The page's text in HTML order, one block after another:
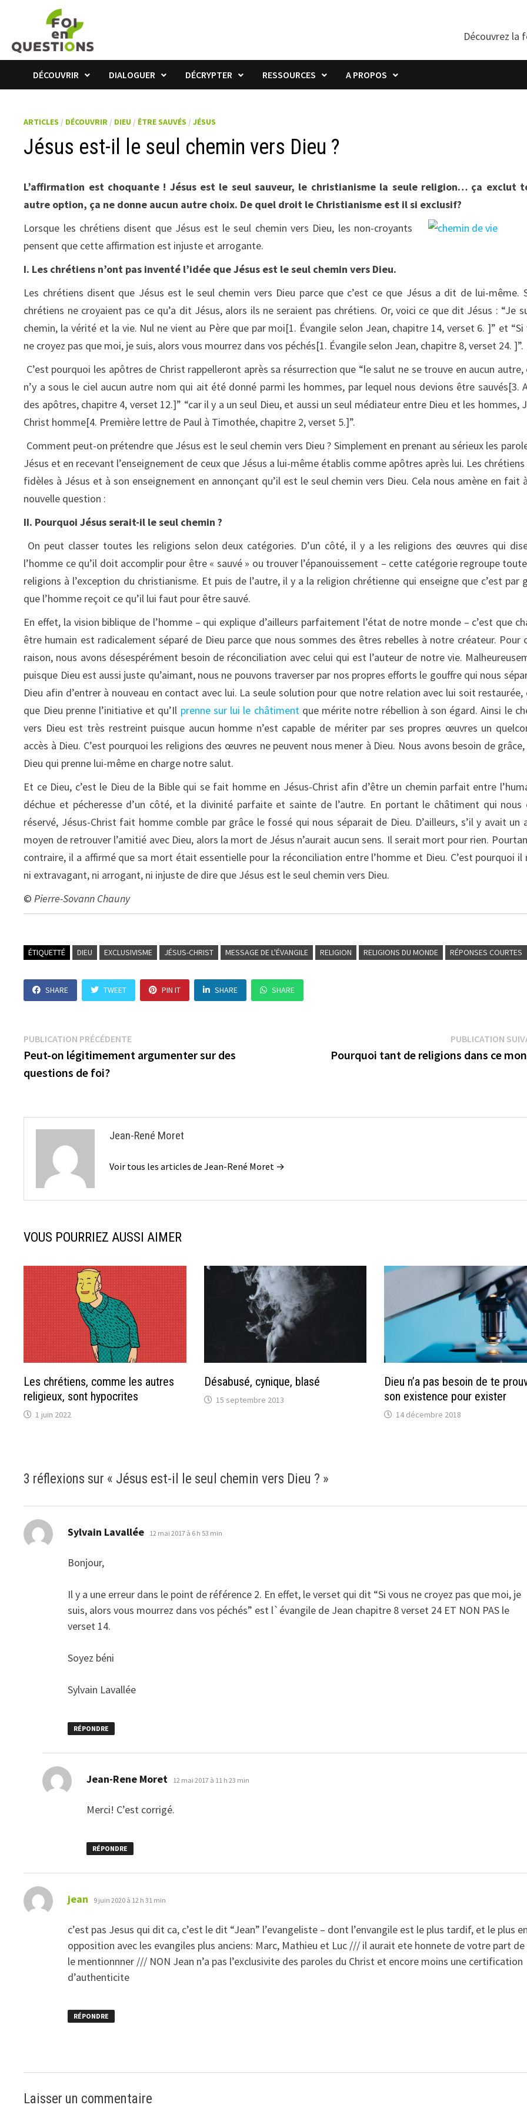
contenu
Découvrez la
DÉCOUVRIR DIALOGUER DÉCRYPTER RESSOURCES A PROPOS
ARTICLES / DÉCOUVRIR / DIEU / ÊTRE SAUVÉS /JÉSUS
Jésus est-il le seul chemin vers Dieu ?
L’affirmation est choquante ! Jésus est le seul sauveur, le christianisme la seule religion… ça exclut
autre option, ça ne donne aucun autre choix. De quel droit le Christianisme est il si exclusif?
Lorsque les chrétiens disent que Jésus est le seul chemin vers Dieu, les non-croyants
pensent que cette affirmation est injuste et arrogante.
I. Les chrétiens n’ont pas inventé l’idée que Jésus est le seul chemin vers Dieu.
Les chrétiens disent que Jésus est le seul chemin vers Dieu parce que c’est ce que Jésus a dit de lui-même.
chrétiens ne croyaient pas ce qu’a dit Jésus, alors ils ne seraient pas chrétiens. Or, voici ce que dit Jésus : “Je
chemin, la vérité et la vie. Nul ne vient au Père que par moi[1. Évangile selon Jean, chapitre 14, verset 6. ]” et “Si
ne croyez pas que moi, je suis, alors vous mourrez dans vos péchés[1. Évangile selon Jean, chapitre 8, verset 24. ]”.
C’est pourquoi les apôtres de Christ rappelleront après sa résurrection que “le salut ne se trouve en aucun autre,
n’y a sous le ciel aucun autre nom qui ait été donné parmi les hommes, par lequel nous devions être sauvés[3.
des apôtres, chapitre 4, verset 12.]” “car il y a un seul Dieu, et aussi un seul médiateur entre Dieu et les hommes,
Christ homme[4. Première lettre de Paul à Timothée, chapitre 2, verset 5.]”.
Comment peut-on prétendre que Jésus est le seul chemin vers Dieu ? Simplement en prenant au sérieux les
Jésus et en recevant l’enseignement de ceux que Jésus a lui-même établis comme apôtres après lui. Les
fidèles à Jésus et à son enseignement en annonçant qu’il est le seul chemin vers Dieu. Cela nous amène en fait
nouvelle question :
II. Pourquoi Jésus serait-il le seul chemin ?
On peut classer toutes les religions selon deux catégories. D’un côté, il y a les religions des œuvres qui
l’homme ce qu’il doit accomplir pour être « sauvé » ou trouver l’épanouissement – cette catégorie regroupe
religions à l’exception du christianisme. Et puis de l’autre, il y a la religion chrétienne qui enseigne que c’est par
que l’homme reçoit ce qu’il lui faut pour être sauvé.
En effet, la vision biblique de l’homme – qui explique d’ailleurs parfaitement l’état de notre monde – c’est que
être humain est radicalement séparé de Dieu parce que nous sommes des êtres rebelles à notre créateur. Pour
raison, nous avons désespérément besoin de réconciliation avec celui qui est l’auteur de notre vie.
puisque Dieu est aussi juste qu’aimant, nous ne pouvons traverser par nos propres efforts le gouffre qui nous
Dieu afin d’entrer à nouveau en contact avec lui. La seule solution pour que notre relation avec lui soit restaurée,
que Dieu prenne l’initiative et qu’Il prenne sur lui le châtimentque mérite notre rébellion à son égard. Ainsi le
vers Dieu est très restreint puisque aucun homme n’est capable de mériter par ses propres œuvres un
accès à Dieu. C’est pourquoi les religions des œuvres ne peuvent nous mener à Dieu. Nous avons besoin de grâce,
Dieu qui prenne lui-même en charge notre salut.
Et ce Dieu, c’est le Dieu de la Bible qui se fait homme en Jésus-Christ afin d’être un chemin parfait entre
déchue et pécheresse d’un côté, et la divinité parfaite et sainte de l’autre. En portant le châtiment qui nous
réservé, Jésus-Christ fait homme comble par grâce le fossé qui nous séparait de Dieu. D’ailleurs, s’il y avait un
moyen de retrouver l’amitié avec Dieu, alors la mort de Jésus n’aurait aucun sens. Il serait mort pour rien.
contraire, il a affirmé que sa mort était essentielle pour la réconciliation entre l’homme et Dieu. C’est pourquoi il
ni extravagant, ni arrogant, ni injuste de dire que Jésus est le seul chemin vers Dieu.
©Pierre-Sovann Chauny
ÉTIQUETTÉ DIEU EXCLUSIVISME JÉSUS-CHRIST MESSAGE DE L'ÉVANGILE RELIGION RELIGIONS DU MONDE RÉPONSES COURTES
SHARE TWEET PIN IT SHARE SHARE
Navigation
de
l’article
PUBLICATION PRÉCÉDENTEPublication
précédente :
Peut-on légitimement argumenter sur des
questions de foi?
PUBLICATION
Pourquoi tant de religions dans ce
Jean-René Moret
Voir tous les articles de Jean-René Moret →
VOUS POURRIEZ AUSSI AIMER
Les chrétiens, comme les autres
religieux, sont hypocrites
1 juin 2022
Désabusé, cynique, blasé
15 septembre 2013
Dieu n’a pas besoin de te
son existence pour exister
14 décembre 2018
3 réflexions sur « Jésus est-il le seul chemin vers Dieu ? »
Sylvain Lavallée dit :
12 mai 2017 à 6 h 53 min
Bonjour,
Il y a une erreur dans le point de référence 2. En effet, le verset qui dit “Si vous ne croyez pas que moi, je
suis, alors vous mourrez dans vos péchés” est l`évangile de Jean chapitre 8 verset 24 ET NON PAS le
verset 14.
Soyez béni
Sylvain Lavallée
RÉPONDRE
Jean-Rene Moret dit :
12 mai 2017 à 11 h 23 min
Merci! C’est corrigé.
RÉPONDRE
jean dit :
9 juin 2020 à 12 h 31 min
c’est pas Jesus qui dit ca, c’est le dit “Jean” l’evangeliste – dont l’envangile est le plus tardif, et le plus
opposition avec les evangiles plus anciens: Marc, Mathieu et Luc /// il aurait ete honnete de votre part de
le mentionnner /// NON Jean n’a pas l’exclusivite des paroles du Christ et encore moins une certification
d’authenticite
RÉPONDRE
Laisser un commentaire